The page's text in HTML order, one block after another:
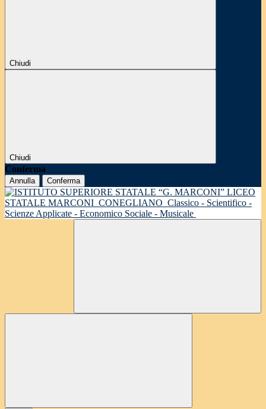
Chiudi
Chiudi
Conferma
Annulla Conferma
LICEO
STATALE MARCONI CONEGLIANO Classico - Scientifico -
Scienze Applicate - Economico Sociale - Musicale